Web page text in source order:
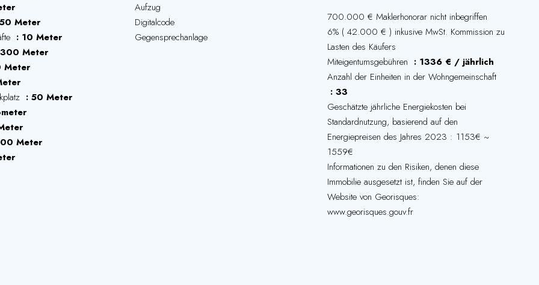
50 Meter
10 Meter
300 Meter
Meter
50 Meter
Meter
Aufzug
Digitalcode
Gegensprechanlage
700.000 € Maklerhonorar nicht inbegriffen
6% ( 42.000 € ) inkusive MwSt. Kommission zu
Lasten des Käufers
Miteigentumsgebühren
1336 € / jährlich
Anzahl der Einheiten in der Wohngemeinschaft
33
Geschätzte jährliche Energiekosten bei
Standardnutzung, basierend auf den
Energiepreisen des Jahres 2023 : 1153€ ~
1559€
Informationen zu den Risiken, denen diese
Immobilie ausgesetzt ist, finden Sie auf der
Website von Georisques:
www.georisques.gouv.fr